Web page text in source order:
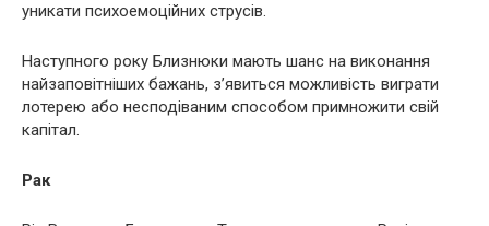
уникати психоемоційних струсів.
Наступного року Близнюки мають шанс на виконання
найзаповітніших бажань, з’явиться можливість виграти
лотерею або несподіваним способом примножити свій
капітал.
Рак